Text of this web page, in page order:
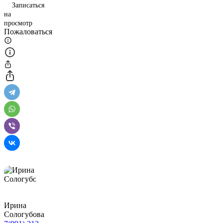
Записаться
на
просмотр
Пожаловаться
Ирина
Сологубова